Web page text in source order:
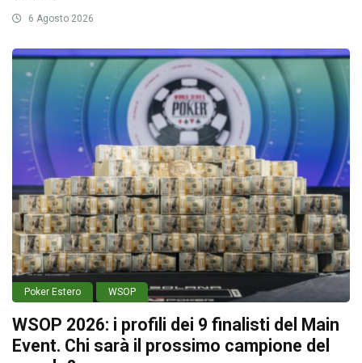
6 Agosto 2026
Poker Estero WSOP
WSOP 2026: i profili dei 9 finalisti del Main
Event. Chi sarà il prossimo campione del